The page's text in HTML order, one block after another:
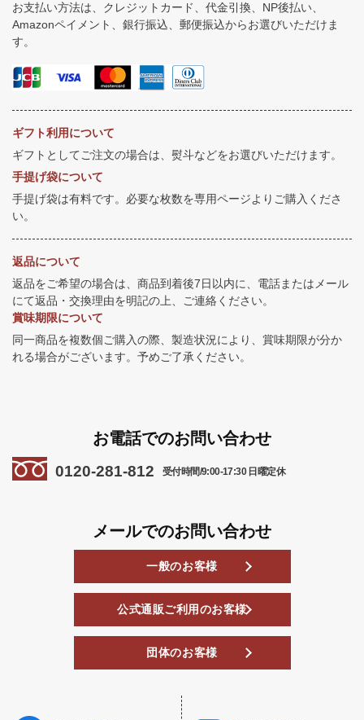
お支払い方法は、クレジットカード、代金引換、NP後払い、
Amazonペイメント、銀行振込、郵便振込からお選びいただけま
す。
ギフト利用について
ギフトとしてご注文の場合は、熨斗などをお選びいただけます。
手提げ袋について
手提げ袋は有料です。必要な枚数を専用ページよりご購入くださ
い。
返品について
返品をご希望の場合は、商品到着後7日以内に、電話またはメール
にて返品・交換理由を明記の上、ご連絡ください。
賞味期限について
同一商品を複数個ご購入の際、製造状況により、賞味期限が分か
れる場合がございます。予めご了承ください。
お電話でのお問い合わせ
0120-281-812 受付時間/9:00-17:30 日曜定休
メールでのお問い合わせ
一般のお客様
公式通販ご利用のお客様
団体のお客様